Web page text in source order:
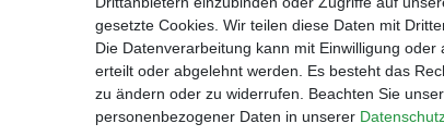
gesetzte Cookies. Wir teilen diese Daten mit
Die Datenverarbeitung kann mit Einwilligung
erteilt oder abgelehnt werden. Es besteht das
zu ändern oder zu widerrufen. Beachten Sie unser
personenbezogener Daten in unserer